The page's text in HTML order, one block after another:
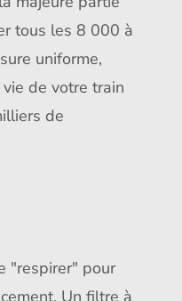
tous les 8 000 à
uniforme,
de votre train
de
"respirer" pour
Un filtre à